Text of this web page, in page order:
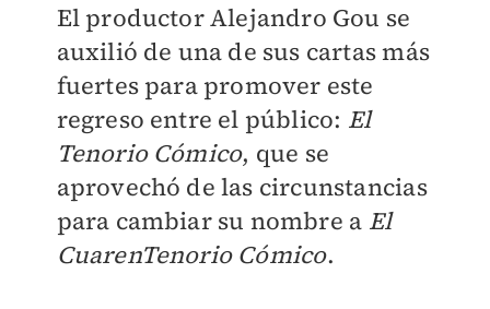
El productor Alejandro Gou se
auxilió de una de sus cartas más
fuertes para promover este
regreso entre el público: El
Tenorio Cómico, que se
aprovechó de las circunstancias
para cambiar su nombre a El
CuarenTenorio Cómico.